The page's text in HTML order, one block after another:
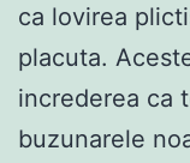
ca lovirea
placuta.
increderea ca
buzunarele